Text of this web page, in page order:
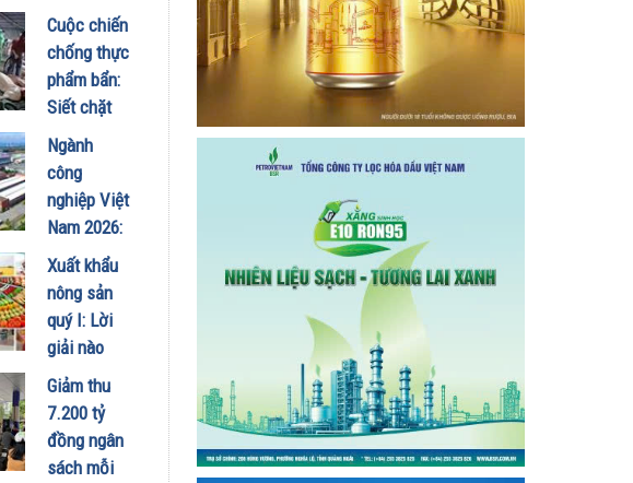
doanh
nghiệp
25/05/2026
gỡ "điểm
nghẽn" để
trở thành
bệ phóng
cho kinh tế
tư nhân
25/05/2026
Cuộc chiến
chống thực
phẩm bẩn:
Siết chặt
"gọng kìm"
pháp lý sau
vụ 300 tấn
thịt lợn
02/04/2026
Ngành
công
nghiệp Việt
Nam 2026:
Bước
chuyển
mình sang
phân khúc
giá trị cao
và kỷ
nguyên số
02/04/2026
Xuất khẩu
nông sản
quý I: Lời
giải nào
cho nghịch
lý "được
mùa, mất
giá" trên
Giảm thu
7.200 tỷ
đồng ngân
sách mỗi